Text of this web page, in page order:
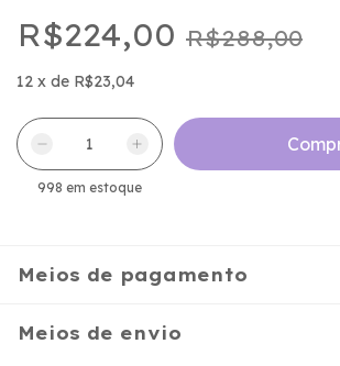
R$224,00 R$288,00
12 x de R$23,04
998 em estoque
Meios de pagamento
Meios de envio